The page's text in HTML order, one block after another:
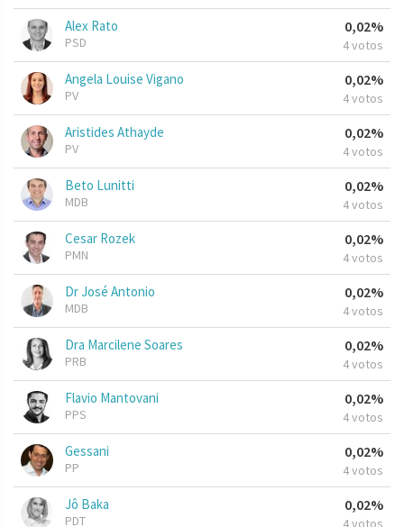
Alex Rato
PSD
0,02%
4 votos
Angela Louise Vigano
PV
0,02%
4 votos
Aristides Athayde
PV
0,02%
4 votos
Beto Lunitti
MDB
0,02%
4 votos
Cesar Rozek
PMN
0,02%
4 votos
Dr José Antonio
MDB
0,02%
4 votos
Dra Marcilene Soares
PRB
0,02%
4 votos
Flavio Mantovani
PPS
0,02%
4 votos
Gessani
PP
0,02%
4 votos
Jô Baka
PDT
0,02%
4 votos